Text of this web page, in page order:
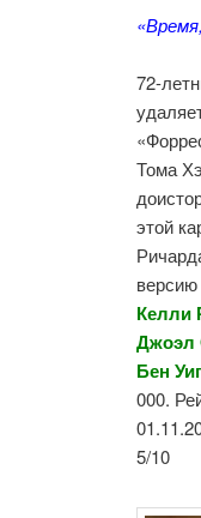
72-
Тома
этой
версию
Келли
Джоэл
Бен
000.
5/10